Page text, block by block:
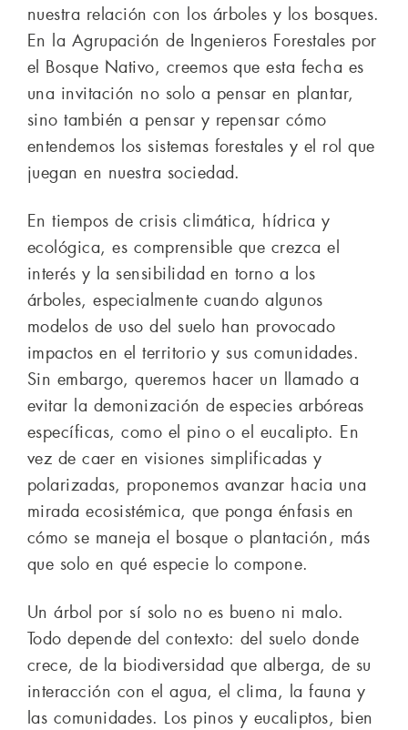
nuestra relación con los árboles y los bosques.
En la Agrupación de Ingenieros Forestales por
el Bosque Nativo, creemos que esta fecha es
una invitación no solo a pensar en plantar,
sino también a pensar y repensar cómo
entendemos los sistemas forestales y el rol que
juegan en nuestra sociedad.
En tiempos de crisis climática, hídrica y
ecológica, es comprensible que crezca el
interés y la sensibilidad en torno a los
árboles, especialmente cuando algunos
modelos de uso del suelo han provocado
impactos en el territorio y sus comunidades.
Sin embargo, queremos hacer un llamado a
evitar la demonización de especies arbóreas
específicas, como el pino o el eucalipto. En
vez de caer en visiones simplificadas y
polarizadas, proponemos avanzar hacia una
mirada ecosistémica, que ponga énfasis en
cómo se maneja el bosque o plantación, más
que solo en qué especie lo compone.
Un árbol por sí solo no es bueno ni malo.
Todo depende del contexto: del suelo donde
crece, de la biodiversidad que alberga, de su
interacción con el agua, el clima, la fauna y
las comunidades. Los pinos y eucaliptos, bien